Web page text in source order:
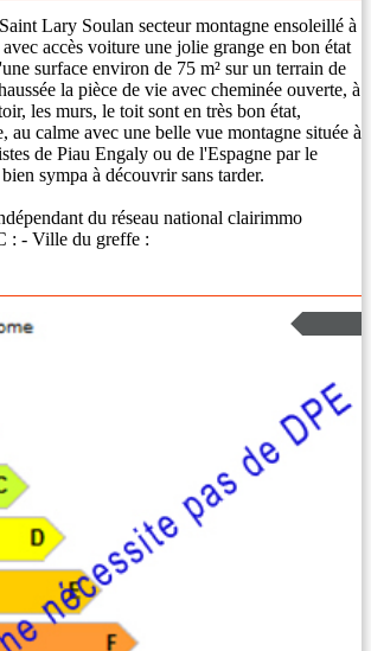
Lary Soulan secteur montagne ensoleillé à
accès voiture une jolie grange en bon état
surface environ de 75 m² sur un terrain de
la pièce de vie avec cheminée ouverte, à
les murs, le toit sont en très bon état,
au calme avec une belle vue montagne située à
de Piau Engaly ou de l'Espagne par le
sympa à découvrir sans tarder.
du réseau national clairimmo
: - Ville du greffe :